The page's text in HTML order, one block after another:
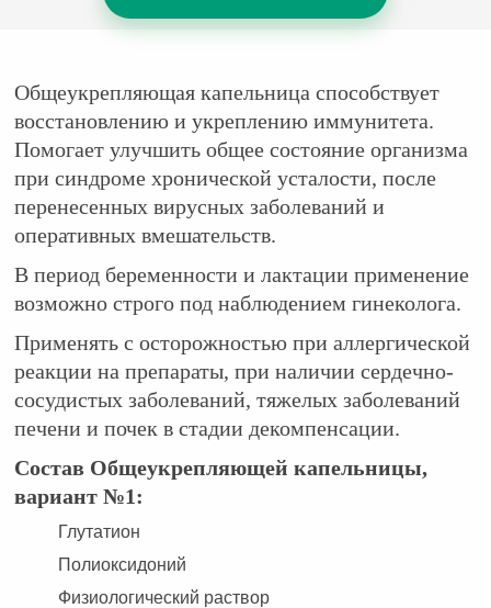
Общеукрепляющая капельница способствует
восстановлению и укреплению иммунитета.
Помогает улучшить общее состояние организма
при синдроме хронической усталости, после
перенесенных вирусных заболеваний и
оперативных вмешательств.
В период беременности и лактации применение
возможно строго под наблюдением гинеколога.
Применять с осторожностью при аллергической
реакции на препараты, при наличии сердечно-
сосудистых заболеваний, тяжелых заболеваний
печени и почек в стадии декомпенсации.
Состав Общеукрепляющей капельницы,
вариант №1:
Глутатион
Полиоксидоний
Физиологический раствор